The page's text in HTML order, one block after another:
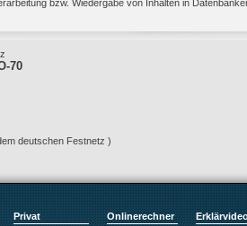
bzw. Wiedergabe von Inhalten in
70
deutschen Festnetz )
Privat Onlinerechner